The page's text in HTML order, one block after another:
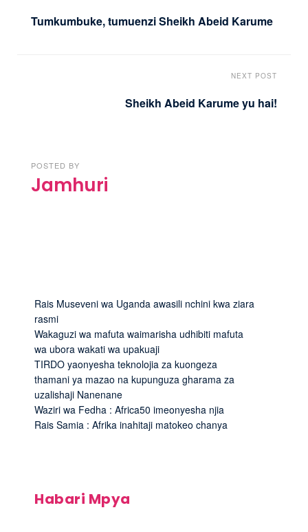
Tumkumbuke, tumuenzi Sheikh Abeid Karume
NEXT POST
Sheikh Abeid Karume yu hai!
POSTED BY
Jamhuri
Rais Museveni wa Uganda awasili nchini kwa ziara
rasmi
Wakaguzi wa mafuta waimarisha udhibiti mafuta
wa ubora wakati wa upakuaji
TIRDO yaonyesha teknolojia za kuongeza
thamani ya mazao na kupunguza gharama za
uzalishaji Nanenane
Waziri wa Fedha : Africa50 imeonyesha njia
Rais Samia : Afrika inahitaji matokeo chanya
Habari Mpya